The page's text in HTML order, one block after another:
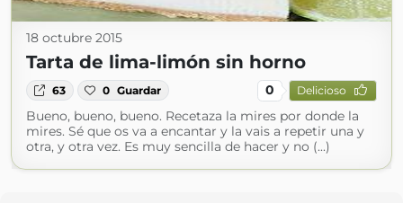
18 octubre 2015
Tarta de lima-limón sin horno
63 0 Guardar 0 Delicioso
Bueno, bueno, bueno. Recetaza la mires por donde la
mires. Sé que os va a encantar y la vais a repetir una y
otra, y otra vez. Es muy sencilla de hacer y no (...)